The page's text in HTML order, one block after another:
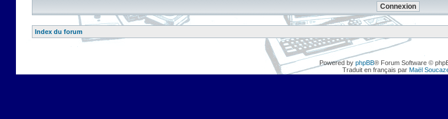
Index du forum
Powered by phpBB® Forum Software ©
Traduit en français par Maël